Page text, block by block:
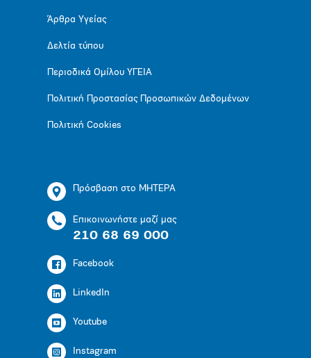
Άρθρα Υγείας
Δελτία τύπου
Περιοδικά Ομίλου ΥΓΕΙΑ
Πολιτική Προστασίας Προσωπικών Δεδομένων
Πολιτική Cookies
Πρόσβαση στο ΜΗΤΕΡΑ
Επικοινωνήστε μαζί μας
210 68 69 000
Facebook
LinkedIn
Youtube
Instagram